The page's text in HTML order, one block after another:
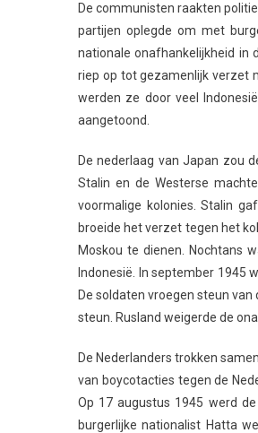
De communisten raakten
partijen oplegde om met
nationale onafhankelijkheid in
riep op tot gezamenlijk verzet
werden ze door veel
aangetoond.
De nederlaag van Japan zou
Stalin en de Westerse
voormalige kolonies. Stalin
broeide het verzet tegen het
Moskou te dienen. Nochtans
Indonesië. In september 1945
De soldaten vroegen steun
steun. Rusland weigerde de
De Nederlanders trokken
van boycotacties tegen de
Op 17 augustus 1945 werd
burgerlijke nationalist Hatta